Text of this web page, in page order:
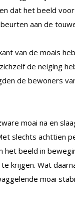
dat het beeld
aan de
van de moais
de neiging
de bewoners
moai na en
slechts achttien
het beeld in
krijgen. Wat
moai